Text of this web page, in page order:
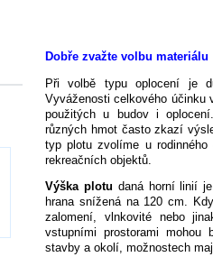
Dobře zvažte volbu materiálu
Při volbě typu oplocení je
Vyváženosti celkového účinku
použitých u budov i
různých hmot často zkazí
typ plotu zvolíme u
rekreačních objektů.
Výška plotu daná horní linií
hrana snížená na 120 cm.
zalomení, vlnkovité nebo
vstupními prostorami mohou
stavby a okolí, možnostech